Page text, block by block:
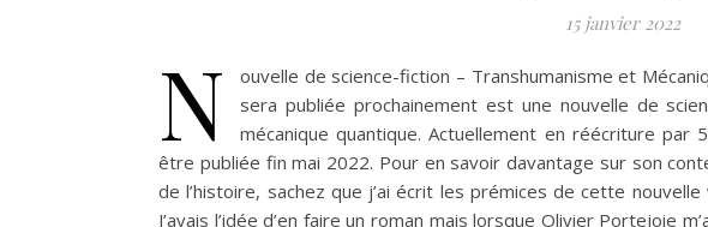
15 janvier 2022
N
ouvelle de science-fiction – Transhumanisme et
sera publiée prochainement est une nouvelle de
mécanique quantique. Actuellement en réécriture par
être publiée fin mai 2022. Pour en savoir davantage sur son
de l’histoire, sachez que j’ai écrit les prémices de cette
J’avais l’idée d’en faire un roman mais lorsque Olivier Portejoie